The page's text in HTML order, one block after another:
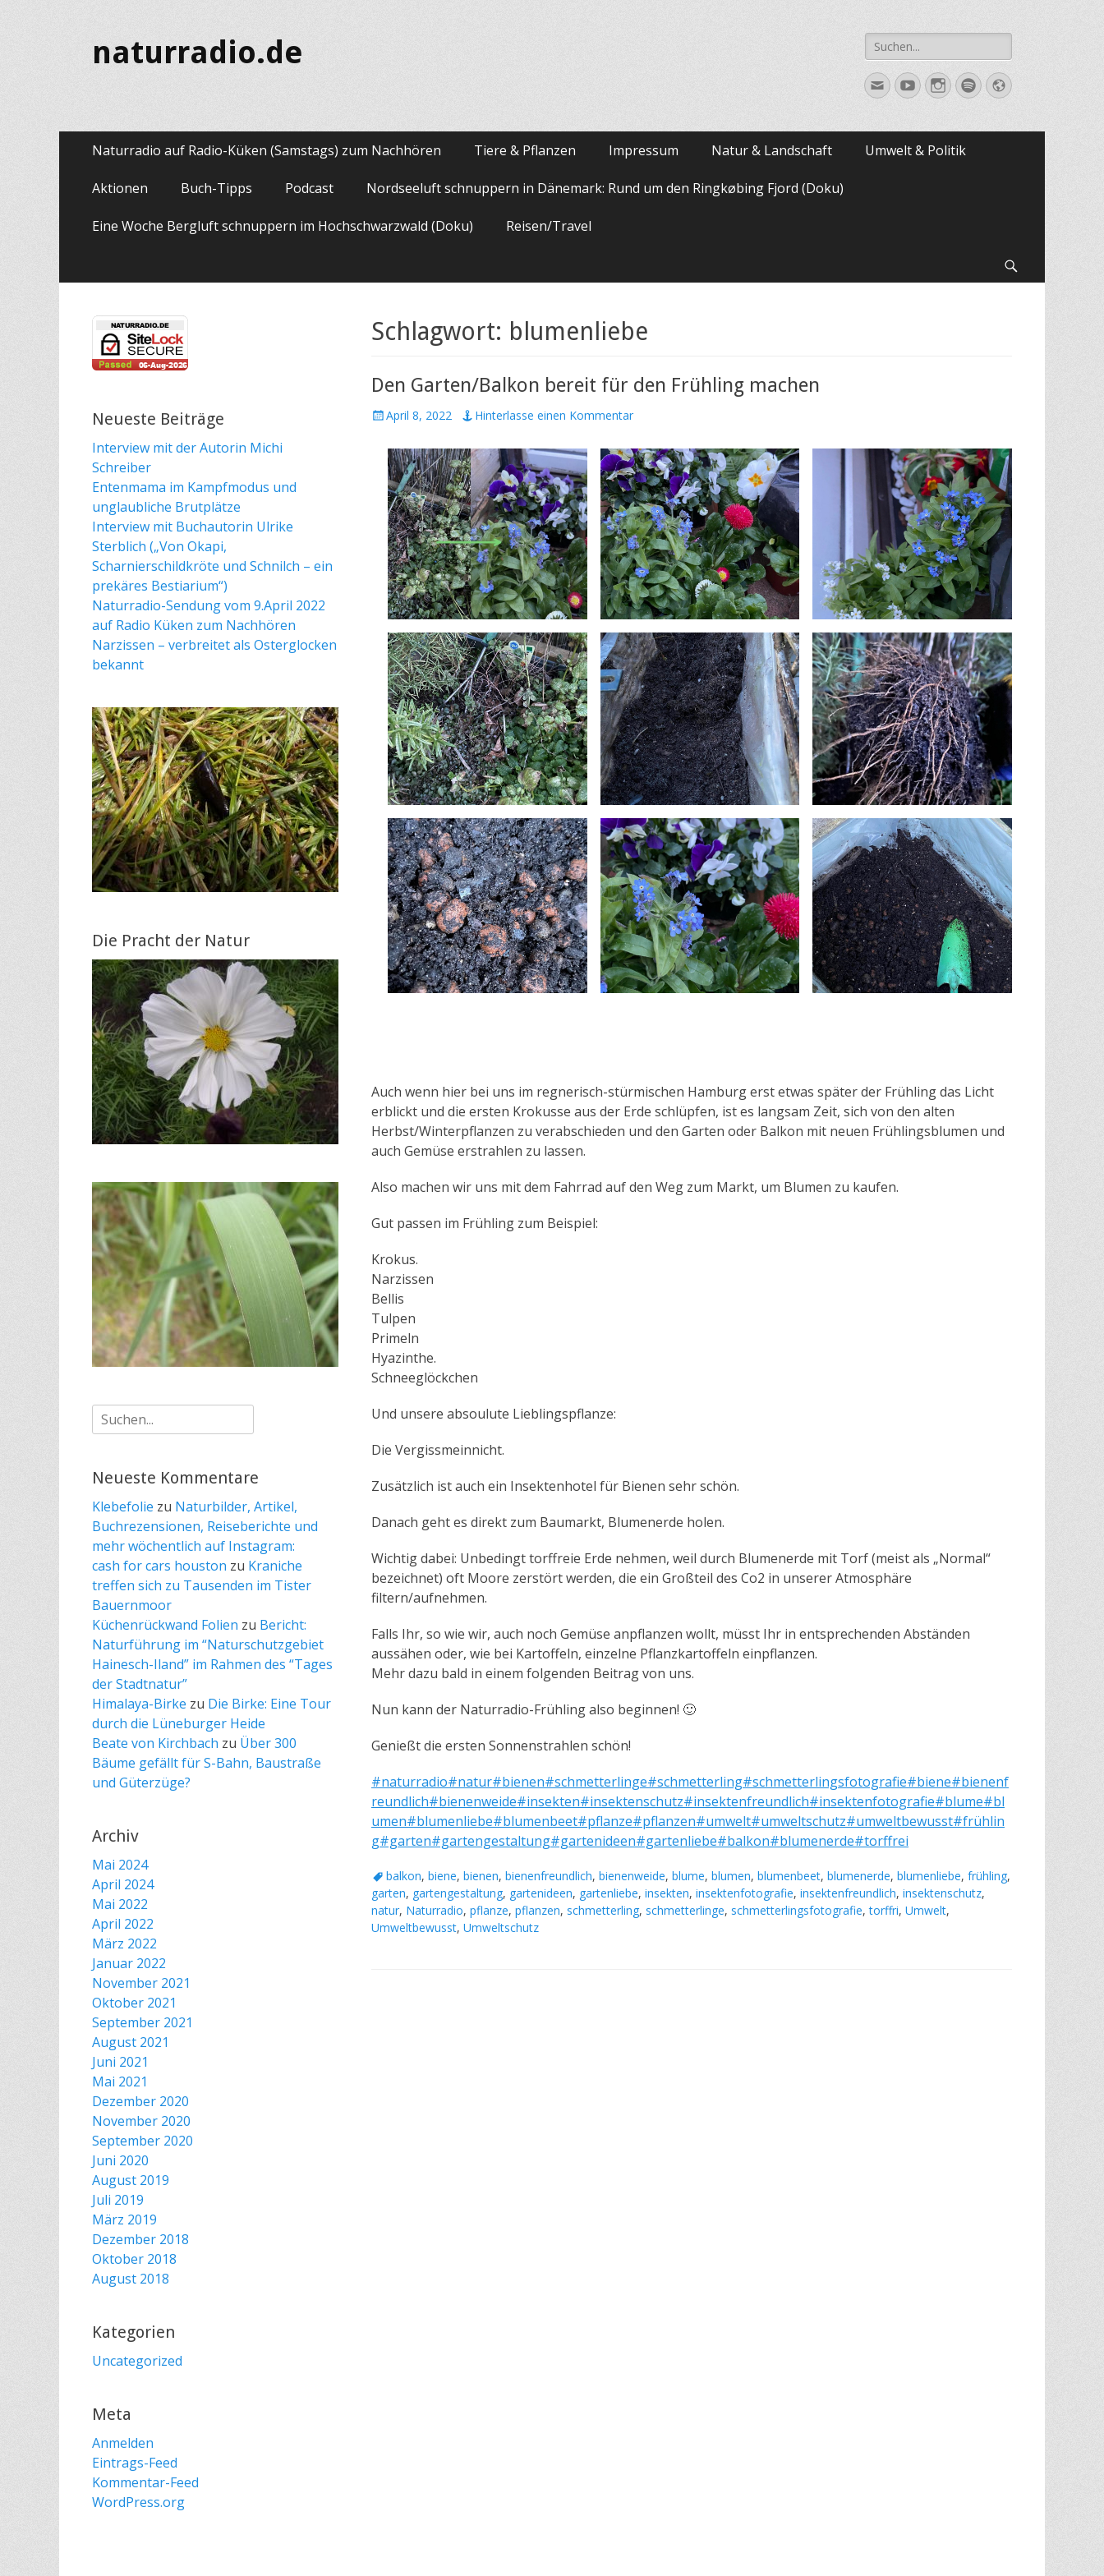
naturradio.de
Suche
nach:
E-
Mail
YouTubeInstagram
SpotifyWebsite
Primäres
Inhalt
springen
Naturradio auf Radio-Küken (Samstags) zum Nachhören Tiere & Pflanzen Impressum Natur & Landschaft Umwelt & Politik
Aktionen Buch-Tipps Podcast Nordseeluft schnuppern in Dänemark: Rund um den Ringkøbing Fjord (Doku)
Eine Woche Bergluft schnuppern im Hochschwarzwald (Doku) Reisen/Travel
Schlagwort: blumenliebe
Den Garten/Balkon bereit für den Frühling machen
Veröffentlicht
April 8, 2022 Hinterlasse einen Kommentar
Auch wenn hier bei uns im regnerisch-stürmischen Hamburg erst etwas später der Frühling das Licht
erblickt und die ersten Krokusse aus der Erde schlüpfen, ist es langsam Zeit, sich von den alten
Herbst/Winterpflanzen zu verabschieden und den Garten oder Balkon mit neuen Frühlingsblumen und
auch Gemüse erstrahlen zu lassen.
Also machen wir uns mit dem Fahrrad auf den Weg zum Markt, um Blumen zu kaufen.
Gut passen im Frühling zum Beispiel:
Krokus.
Narzissen
Bellis
Tulpen
Primeln
Hyazinthe.
Schneeglöckchen
Und unsere absoulute Lieblingspflanze:
Die Vergissmeinnicht.
Zusätzlich ist auch ein Insektenhotel für Bienen sehr schön.
Danach geht es direkt zum Baumarkt, Blumenerde holen.
Wichtig dabei: Unbedingt torffreie Erde nehmen, weil durch Blumenerde mit Torf (meist als „Normal“
bezeichnet) oft Moore zerstört werden, die ein Großteil des Co2 in unserer Atmosphäre
filtern/aufnehmen.
Falls Ihr, so wie wir, auch noch Gemüse anpflanzen wollt, müsst Ihr in entsprechenden Abständen
aussähen oder, wie bei Kartoffeln, einzelne Pflanzkartoffeln einpflanzen.
Mehr dazu bald in einem folgenden Beitrag von uns.
Nun kann der Naturradio-Frühling also beginnen! 🙂
Genießt die ersten Sonnenstrahlen schön!
#naturradio#natur#bienen#schmetterlinge#schmetterling#schmetterlingsfotografie#biene#bienenf
reundlich#bienenweide#insekten#insektenschutz#insektenfreundlich#insektenfotografie#blume#bl
umen#blumenliebe#blumenbeet#pflanze#pflanzen#umwelt#umweltschutz#umweltbewusst#frühlin
g#garten#gartengestaltung#gartenideen#gartenliebe#balkon#blumenerde#torffrei
Schlagworte
balkon, biene, bienen, bienenfreundlich, bienenweide, blume, blumen, blumenbeet, blumenerde, blumenliebe, frühling,
garten, gartengestaltung, gartenideen, gartenliebe, insekten, insektenfotografie, insektenfreundlich, insektenschutz,
natur, Naturradio, pflanze, pflanzen, schmetterling, schmetterlinge, schmetterlingsfotografie,torffri, Umwelt,
Umweltbewusst, Umweltschutz
Neueste Beiträge
Interview mit der Autorin Michi
Schreiber
Entenmama im Kampfmodus und
unglaubliche Brutplätze
Interview mit Buchautorin Ulrike
Sterblich („Von Okapi,
Scharnierschildkröte und Schnilch – ein
prekäres Bestiarium“)
Naturradio-Sendung vom 9.April 2022
auf Radio Küken zum Nachhören
Narzissen – verbreitet als Osterglocken
bekannt
Die Pracht der Natur
Suche
nach:
Neueste Kommentare
Klebefolie zu Naturbilder, Artikel,
Buchrezensionen, Reiseberichte und
mehr wöchentlich auf Instagram:
cash for cars houston zu Kraniche
treffen sich zu Tausenden im Tister
Bauernmoor
Küchenrückwand Folien zu Bericht:
Naturführung im “Naturschutzgebiet
Hainesch-Iland” im Rahmen des “Tages
der Stadtnatur”
Himalaya-Birke zu Die Birke: Eine Tour
durch die Lüneburger Heide
Beate von Kirchbach zu Über 300
Bäume gefällt für S-Bahn, Baustraße
und Güterzüge?
Archiv
Mai 2024
April 2024
Mai 2022
April 2022
März 2022
Januar 2022
November 2021
Oktober 2021
September 2021
August 2021
Juni 2021
Mai 2021
Dezember 2020
November 2020
September 2020
Juni 2020
August 2019
Juli 2019
März 2019
Dezember 2018
Oktober 2018
August 2018
Kategorien
Uncategorized
Meta
Anmelden
Eintrags-Feed
Kommentar-Feed
WordPress.org